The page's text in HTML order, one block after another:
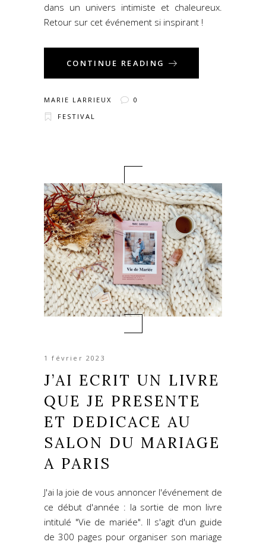
dans un univers intimiste et chaleureux.
Retour sur cet événement si inspirant !
CONTINUE READING
MARIE LARRIEUX
0
FESTIVAL
1 février 2023
J’AI ECRIT UN LIVRE
QUE JE PRESENTE
ET DEDICACE AU
SALON DU MARIAGE
A PARIS
J'ai la joie de vous annoncer l'événement de
ce début d'année : la sortie de mon livre
intitulé "Vie de mariée". Il s'agit d'un guide
de 300 pages pour organiser son mariage